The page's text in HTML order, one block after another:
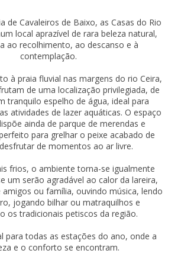
de Cavaleiros de Baixo, as Casas do Rio
local aprazível de rara beleza natural,
ao recolhimento, ao descanso e à
contemplação.
à praia fluvial nas margens do rio Ceira,
de uma localização privilegiada, de
tranquilo espelho de água, ideal para
atividades de lazer aquáticas. O espaço
ainda de parque de merendas e
para grelhar o peixe acabado de
de momentos ao ar livre.
frios, o ambiente torna-se igualmente
um serão agradável ao calor da lareira,
ou família, ouvindo música, lendo
jogando bilhar ou matraquilhos e
os tradicionais petiscos da região.
para todas as estações do ano, onde a
e o conforto se encontram.